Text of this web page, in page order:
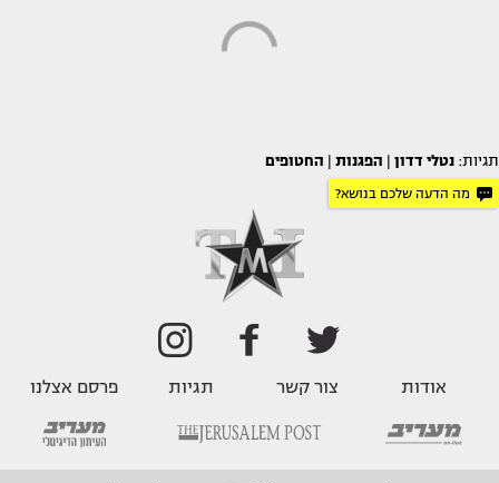
תגיות: נטלי דדון הפגנות החטופים
מה הדעה שלכם בנושא?
אודות צור קשר תגיות פרסם אצלנו